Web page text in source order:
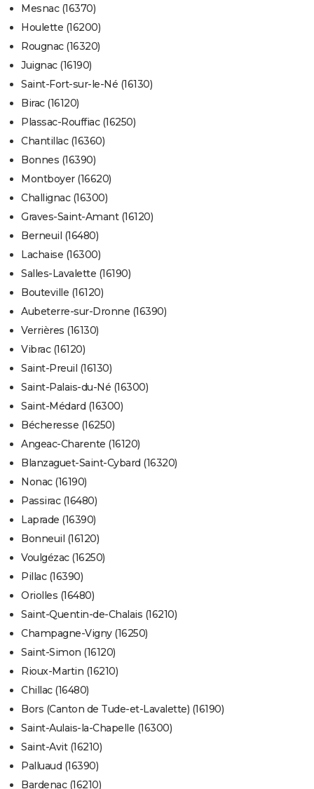
Mesnac (16370)
Houlette (16200)
Rougnac (16320)
Juignac (16190)
Saint-Fort-sur-le-Né (16130)
Birac (16120)
Plassac-Rouffiac (16250)
Chantillac (16360)
Bonnes (16390)
Montboyer (16620)
Challignac (16300)
Graves-Saint-Amant (16120)
Berneuil (16480)
Lachaise (16300)
Salles-Lavalette (16190)
Bouteville (16120)
Aubeterre-sur-Dronne (16390)
Verrières (16130)
Vibrac (16120)
Saint-Preuil (16130)
Saint-Palais-du-Né (16300)
Saint-Médard (16300)
Bécheresse (16250)
Angeac-Charente (16120)
Blanzaguet-Saint-Cybard (16320)
Nonac (16190)
Passirac (16480)
Laprade (16390)
Bonneuil (16120)
Voulgézac (16250)
Pillac (16390)
Oriolles (16480)
Saint-Quentin-de-Chalais (16210)
Champagne-Vigny (16250)
Saint-Simon (16120)
Rioux-Martin (16210)
Chillac (16480)
Bors (Canton de Tude-et-Lavalette) (16190)
Saint-Aulais-la-Chapelle (16300)
Saint-Avit (16210)
Palluaud (16390)
Bardenac (16210)